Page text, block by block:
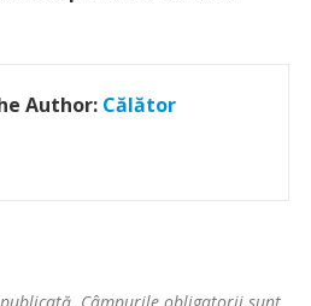
Author: Călător